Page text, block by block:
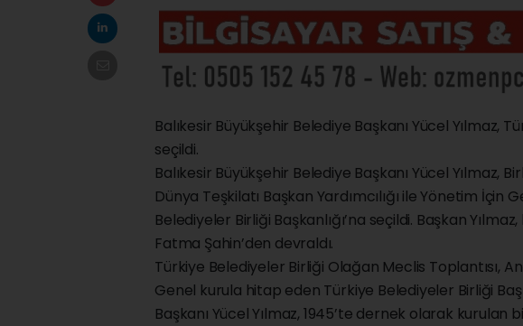
Balıkesir Büyükşehir Belediye Başkanı Yücel Yılmaz,
seçildi.
Balıkesir Büyükşehir Belediye Başkanı Yücel Yılmaz,
Dünya Teşkilatı Başkan Yardımcılığı ile Yönetim İçin
Belediyeler Birliği Başkanlığı’na seçildi. Başkan
Fatma Şahin’den devraldı.
Türkiye Belediyeler Birliği Olağan Meclis Toplantısı,
Genel kurula hitap eden Türkiye Belediyeler Birliği
Başkanı Yücel Yılmaz, 1945’te dernek olarak